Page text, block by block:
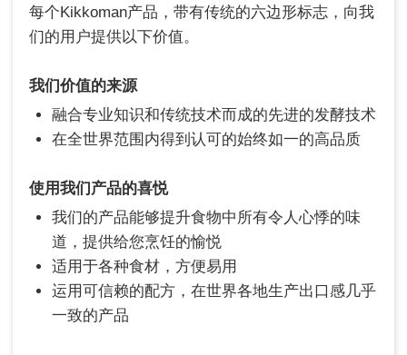
每个Kikkoman产品，带有传统的六边形标志，向我
们的用户提供以下价值。
我们价值的来源
融合专业知识和传统技术而成的先进的发酵技术
在全世界范围内得到认可的始终如一的高品质
使用我们产品的喜悦
我们的产品能够提升食物中所有令人心悸的味
道，提供给您烹饪的愉悦
适用于各种食材，方便易用
运用可信赖的配方，在世界各地生产出口感几乎
一致的产品